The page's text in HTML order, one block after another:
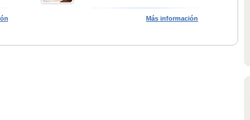
Más información